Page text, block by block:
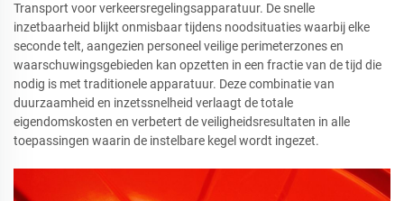
Transport voor verkeersregelingsapparatuur. De snelle
inzetbaarheid blijkt onmisbaar tijdens noodsituaties waarbij elke
seconde telt, aangezien personeel veilige perimeterzones en
waarschuwingsgebieden kan opzetten in een fractie van de tijd die
nodig is met traditionele apparatuur. Deze combinatie van
duurzaamheid en inzetssnelheid verlaagt de totale
eigendomskosten en verbetert de veiligheidsresultaten in alle
toepassingen waarin de instelbare kegel wordt ingezet.